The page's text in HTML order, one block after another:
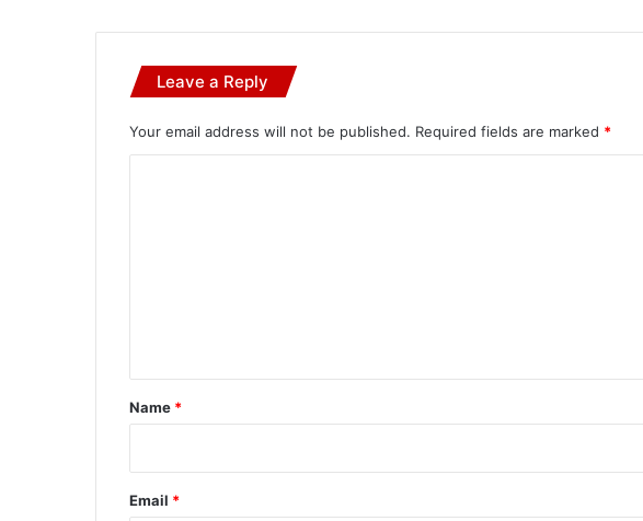
Leave a Reply
Your email address will not be published. Required fields are marked *
*
Name *
Email *